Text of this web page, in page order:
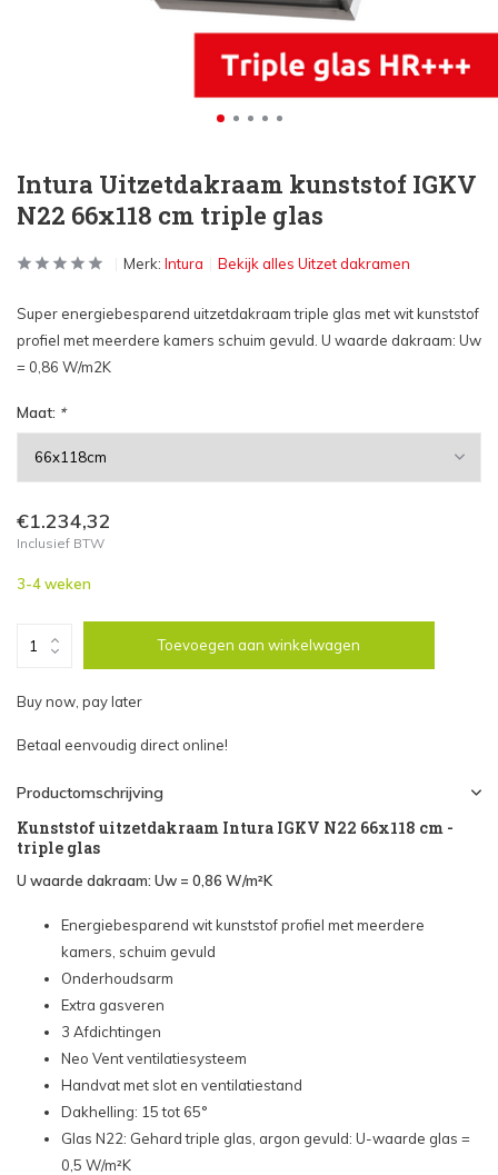
Intura Uitzetdakraam kunststof IGKV
N22 66x118 cm triple glas
Merk: Intura Bekijk alles Uitzet dakramen
Super energiebesparend uitzetdakraam triple glas met wit kunststof
profiel met meerdere kamers schuim gevuld. U waarde dakraam: Uw
= 0,86 W/m2K
Maat: *
€1.234,32
Inclusief BTW
3-4 weken
Toevoegen aan winkelwagen
Buy now, pay later
Betaal eenvoudig direct online!
Productomschrijving
Kunststof uitzetdakraam Intura IGKV N22 66x118 cm -
triple glas
U waarde dakraam: Uw = 0,86 W/m²K
Energiebesparend wit kunststof profiel met meerdere
kamers, schuim gevuld
Onderhoudsarm
Extra gasveren
3 Afdichtingen
Neo Vent ventilatiesysteem
Handvat met slot en ventilatiestand
Dakhelling: 15 tot 65°
Glas N22: Gehard triple glas, argon gevuld: U-waarde glas =
0,5 W/m²K